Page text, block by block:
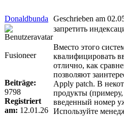
Donaldbunda Geschrieben am
Fusioneer
Beiträge:
9798
Registriert
am: 12.01.26
запретить
Вместо этого
квалифицировать
отлично, как
позволяют
Apply patch. В
продукты
введенный номер
Используйте